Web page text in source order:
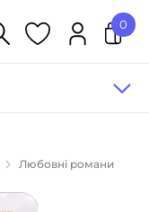
0
Любовні романи